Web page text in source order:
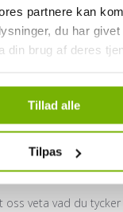
partnere kan
du har
din brug af deres
Tillad alle
Tilpas
letar efter stjärnor!
oss veta vad du tycker